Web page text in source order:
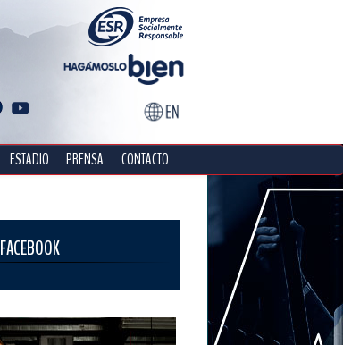
ESTADIO PRENSA CONTACTO
FACEBOOK